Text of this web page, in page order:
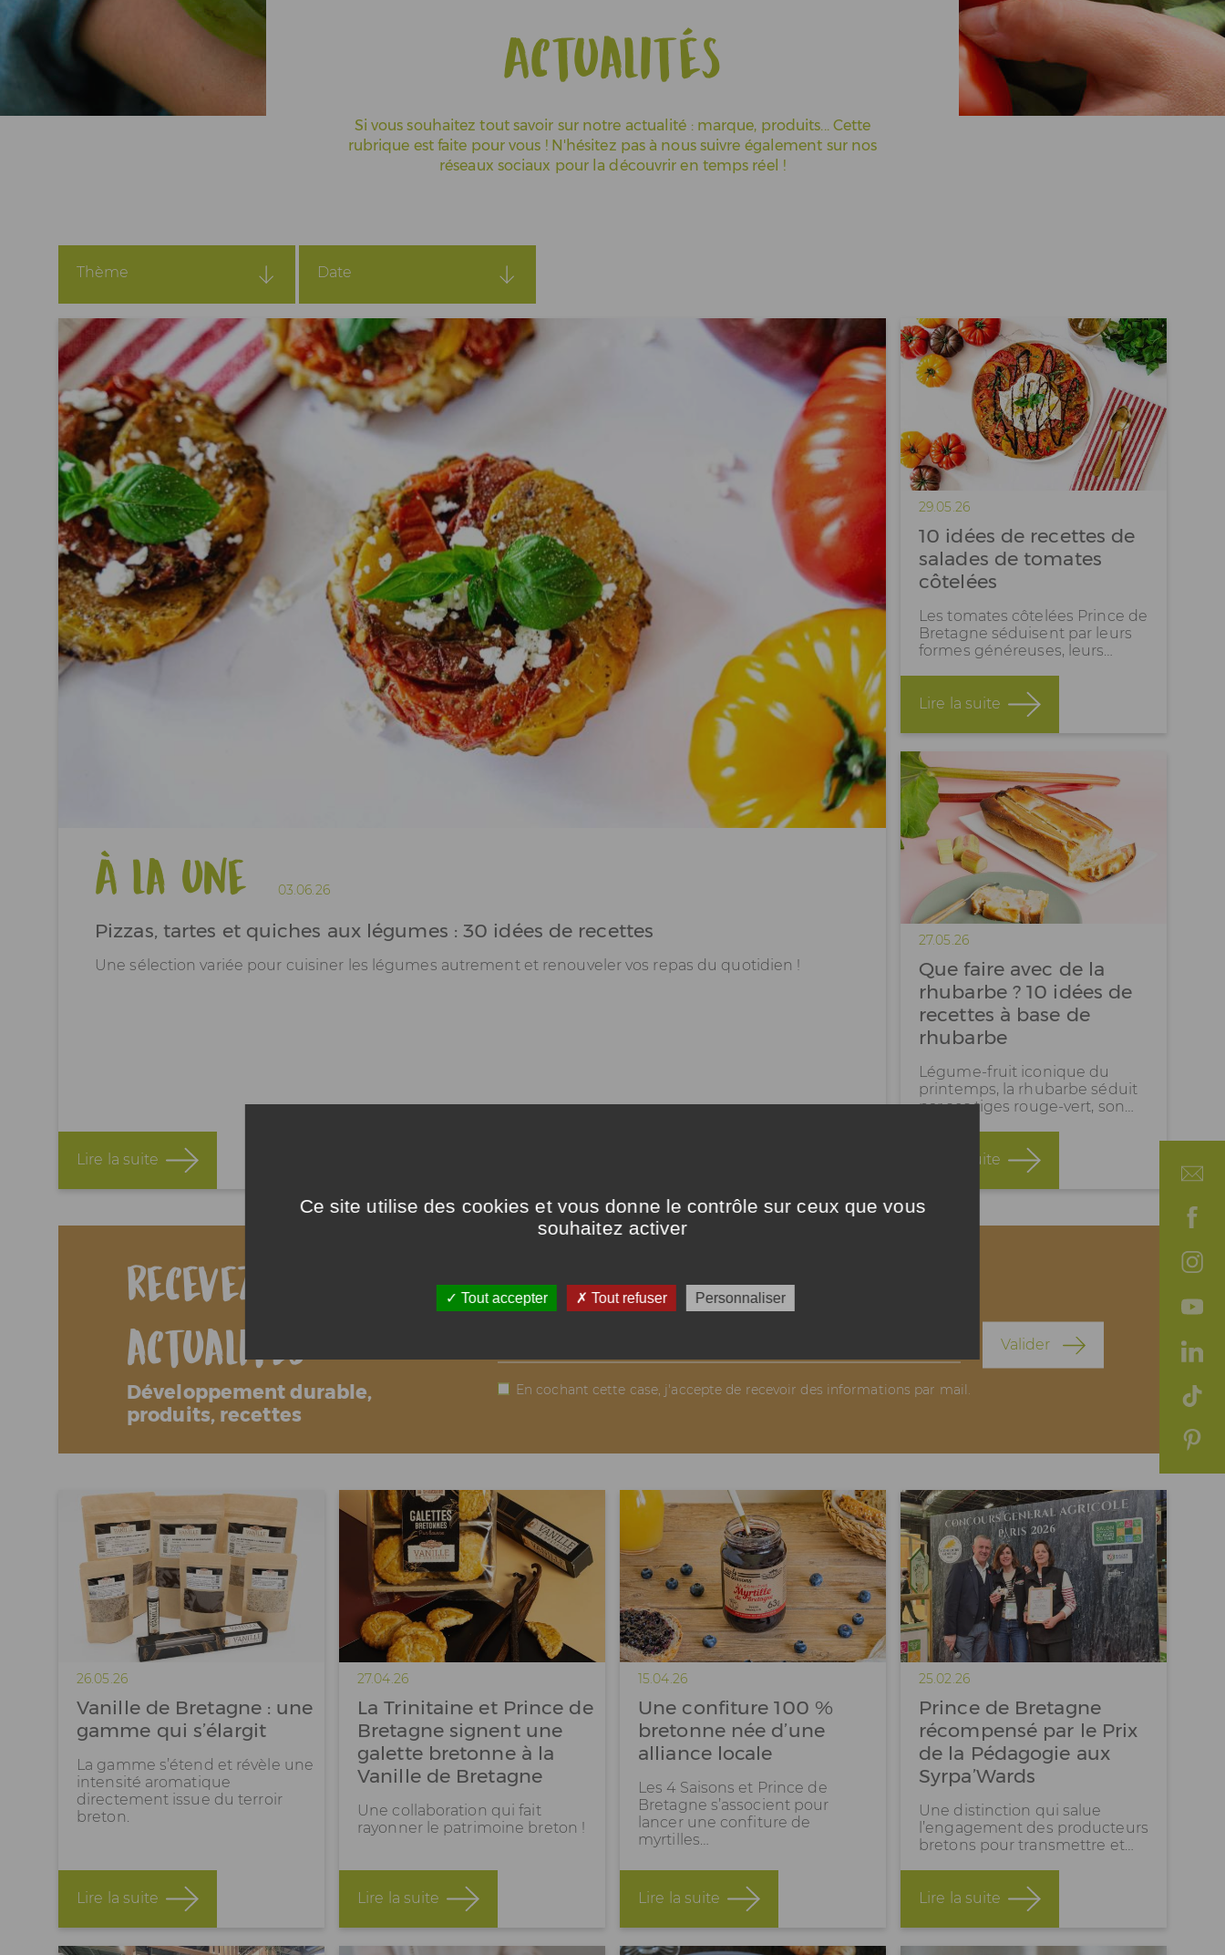
Actualités
Espace Pros & Presse Actualités
Si vous souhaitez tout savoir sur notre actualité : marque, produits... Cette
rubrique est faite pour vous ! N'hésitez pas à nous suivre également sur nos
réseaux sociaux pour la découvrir en temps réel !
Thème
Tous
Coopératives
Recette
Développement durable
Prince de Bretagne
Produits
Date
Toutes
2026
2025
2021
2020
2019
À la une 03.06.26
Pizzas, tartes et quiches aux légumes : 30 idées de recettes
Une sélection variée pour cuisiner les légumes autrement et renouveler vos repas du quotidien !
Lire la suite
29.05.26
10 idées de recettes de
salades de tomates
côtelées
Les tomates côtelées Prince de
Bretagne séduisent par leurs
formes généreuses, leurs…
Lire la suite
27.05.26
Que faire avec de la
rhubarbe ? 10 idées de
recettes à base de
rhubarbe
Légume-fruit iconique du
printemps, la rhubarbe séduit
par ses tiges rouge-vert, son…
Lire la suite
Recevez toutes nos
actualités
Développement durable,
produits, recettes
Abonnez-vous à notre newsletter mensuelle
En cochant cette case, j'accepte de recevoir des informations par mail.
Valider
26.05.26
Vanille de Bretagne : une
gamme qui s’élargit
La gamme s’étend et révèle une
intensité aromatique
directement issue du terroir
breton.
Lire la suite
27.04.26
La Trinitaine et Prince de
Bretagne signent une
galette bretonne à la
Vanille de Bretagne
Une collaboration qui fait
rayonner le patrimoine breton !
Lire la suite
15.04.26
Une confiture 100 %
bretonne née d’une
alliance locale
Les 4 Saisons et Prince de
Bretagne s’associent pour
lancer une confiture de
myrtilles…
Lire la suite
25.02.26
Prince de Bretagne
récompensé par le Prix
de la Pédagogie aux
Syrpa’Wards
Une distinction qui salue
l’engagement des producteurs
bretons pour transmettre et…
Lire la suite
Ce site utilise des cookies et vous donne le contrôle sur ceux que vous
souhaitez activer
Tout accepter Tout refuser Personnaliser